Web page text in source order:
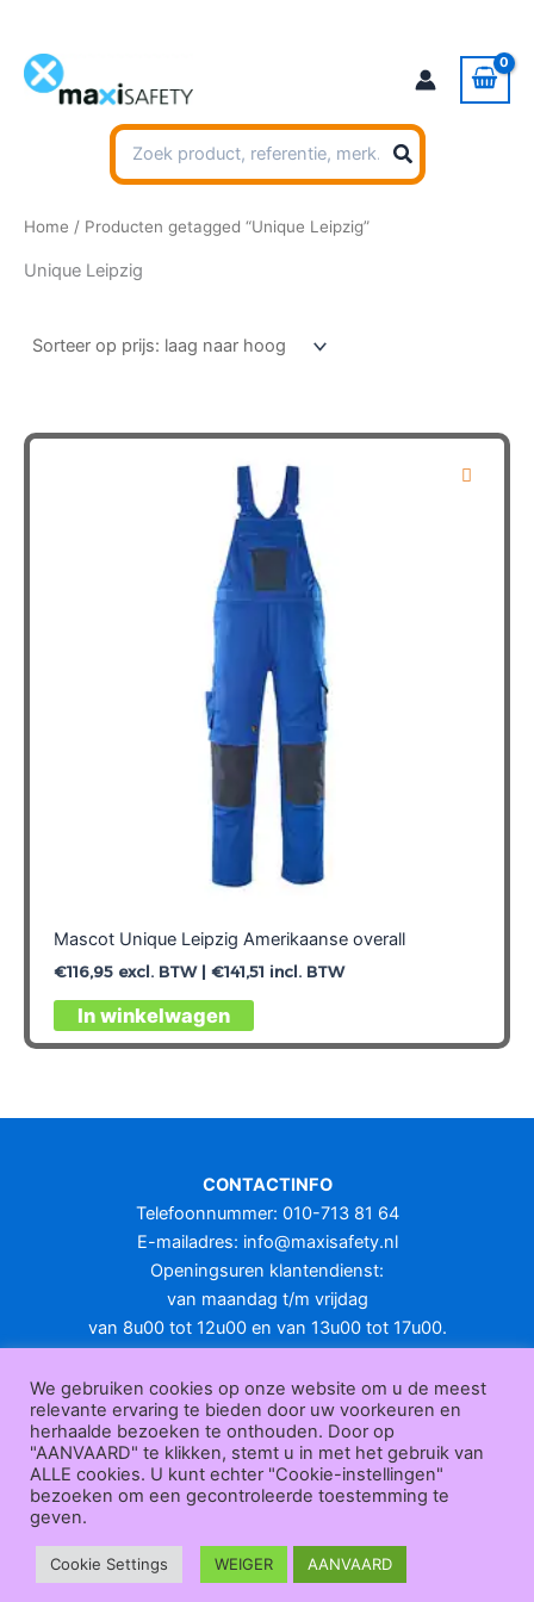
inhoud
Zoeken
naar:
Home / Producten getagged “Unique Leipzig”
Unique Leipzig
Mascot Unique Leipzig Amerikaanse overall
€116,95excl. BTW | €141,51 incl. BTW
In winkelwagen
Dit
product
variaties.
optie
gekozen
worden
op
productpagina
CONTACTINFO
Telefoonnummer: 010-713 81 64
E-mailadres: info@maxisafety.nl
Openingsuren klantendienst:
van maandag t/m vrijdag
van 8u00 tot 12u00 en van 13u00 tot 17u00.
KLANTENSERVICE
Over
ons|Bedrijfsgegevens| F.A.Q.|Bestelprocedure | Betaling
ending | Retourneren|Herroepingsrecht|Herroepingsfunctie
ederverkoop|Bedrukken|Contact
Algemene voorwaarden
Maxisafety.nl © 2026
We gebruiken cookies op onze website om u de meest
relevante ervaring te bieden door uw voorkeuren en
herhaalde bezoeken te onthouden. Door op
"AANVAARD" te klikken, stemt u in met het gebruik van
ALLE cookies. U kunt echter "Cookie-instellingen"
bezoeken om een gecontroleerde toestemming te
geven.
Cookie Settings WEIGER AANVAARD